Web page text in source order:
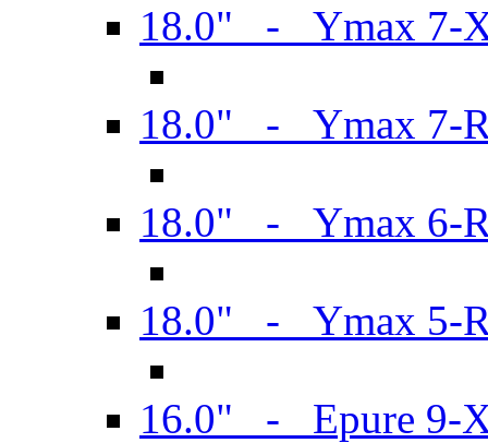
18.0" - Ymax 7-
18.0" - Ymax 7-
18.0" - Ymax 6-
18.0" - Ymax 5-
16.0" - Epure 9-